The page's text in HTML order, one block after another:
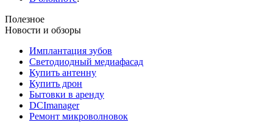
Полезное
Новости и обзоры
Имплантация зубов
Светодиодный медиафасад
Купить антенну
Купить дрон
Бытовки в аренду
DCImanager
Ремонт микроволновок